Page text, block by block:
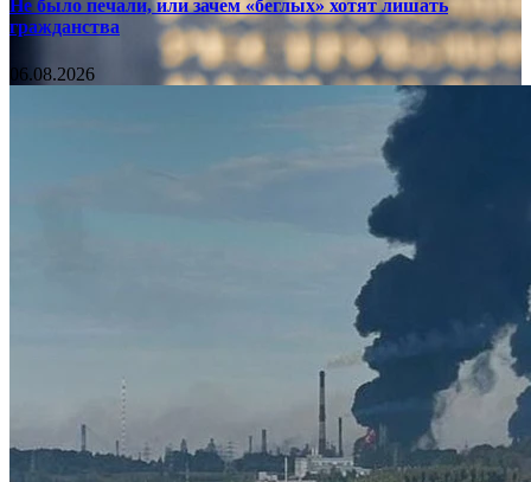
Не было печали, или зачем «беглых» хотят лишать
гражданства
06.08.2026